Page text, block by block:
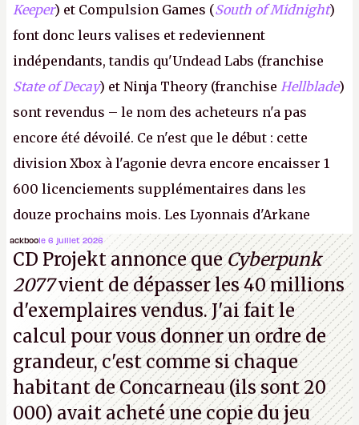
Keeper) et Compulsion Games (South of Midnight)
font donc leurs valises et redeviennent
indépendants, tandis qu'Undead Labs (franchise
State of Decay) et Ninja Theory (franchise Hellblade)
sont revendus – le nom des acheteurs n'a pas
encore été dévoilé. Ce n'est que le début : cette
division Xbox à l'agonie devra encore encaisser 1
600 licenciements supplémentaires dans les
douze prochains mois. Les Lyonnais d'Arkane
(Dishonored, Deathloop) pourraient faire partie des
prochaines victimes, puisque Microsoft a confirmé
vouloir se séparer du studio.A.
ackboole 6 juillet 2026
CD Projekt annonce queCyberpunk
2077vient de dépasser les 40 millions
d'exemplaires vendus. J'ai fait le
calcul pour vous donner un ordre de
grandeur, c'est comme si chaque
habitant de Concarneau (ils sont 20
000) avait acheté une copie du jeu